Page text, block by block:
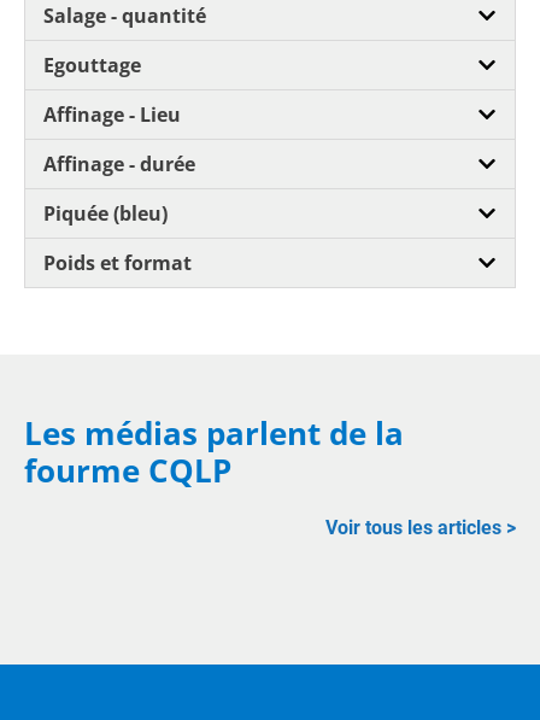
Salage - quantité
Egouttage
Affinage - Lieu
Affinage - durée
Piquée (bleu)
Poids et format
Les médias parlent de la
fourme CQLP
Voir tous les articles >